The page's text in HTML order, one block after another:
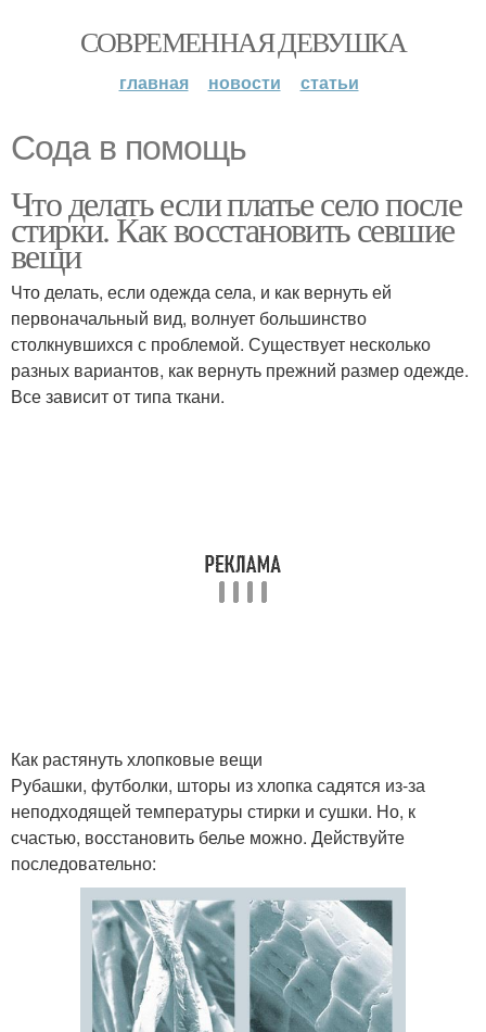
СОВРЕМЕННАЯ ДЕВУШКА
главная новости статьи
Сода в помощь
Что делать если платье село после
стирки. Как восстановить севшие
вещи
Что делать, если одежда села, и как вернуть ей
первоначальный вид, волнует большинство
столкнувшихся с проблемой. Существует несколько
разных вариантов, как вернуть прежний размер одежде.
Все зависит от типа ткани.
Как растянуть хлопковые вещи
Рубашки, футболки, шторы из хлопка садятся из-за
неподходящей температуры стирки и сушки. Но, к
счастью, восстановить белье можно. Действуйте
последовательно: